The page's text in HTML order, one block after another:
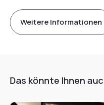
Weitere Informationen
Das könnte Ihnen